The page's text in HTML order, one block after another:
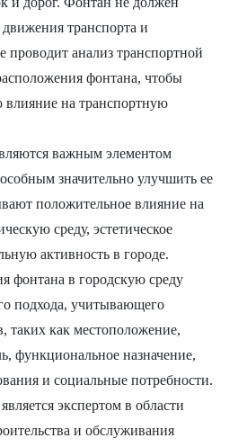
движения транспорта и
проводит анализ транспортной
фонтана, чтобы
влияние на транспортную
важным элементом
значительно улучшить ее
положительное влияние на
среду, эстетическое
активность в городе.
фонтана в городскую среду
подхода, учитывающего
таких как местоположение,
функциональное назначение,
и социальные потребности.
экспертом в области
и обслуживания